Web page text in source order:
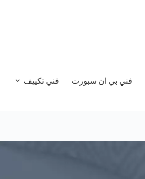
فني بي ان سبورت فني تكييف